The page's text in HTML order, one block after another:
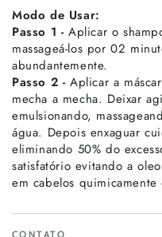
Modo de Usar:
Passo 1 -Aplicar o
massageá-los por 02
abundantemente.
Passo 2 -Aplicar a
mecha a mecha. Deixar
emulsionando,
água. Depois enxaguar
eliminando 50% do
satisfatório evitando a
em cabelos quimicamente
CONTATO